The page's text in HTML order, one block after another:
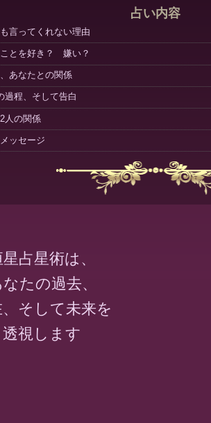
占い内容
言ってくれない理由
とを好き？ 嫌い？
あなたとの関係
過程、そして告白
人の関係
ッセージ
占星術は、
たの過去、
そして未来を
透視します